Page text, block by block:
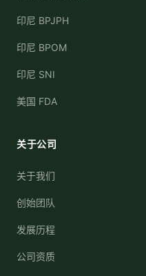
印尼 BPJPH
印尼 BPOM
印尼 SNI
美国 FDA
关于公司
关于我们
创始团队
发展历程
公司资质